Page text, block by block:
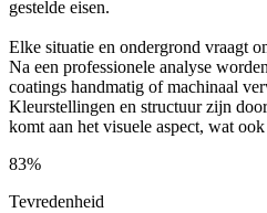
gestelde eisen.
Elke situatie en ondergrond vraagt
Na een professionele analyse
coatings handmatig of machinaal
Kleurstellingen en structuur zijn
komt aan het visuele aspect, wat
83%
Tevredenheid